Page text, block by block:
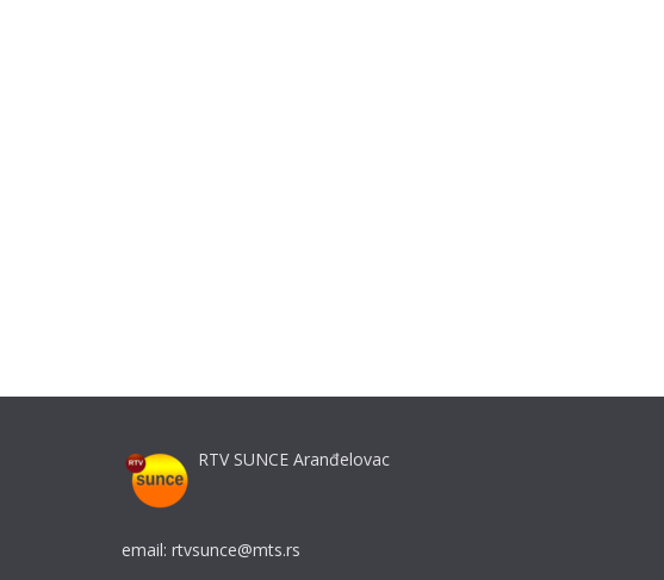
RTV SUNCE Aranđelovac
email: rtvsunce@mts.rs